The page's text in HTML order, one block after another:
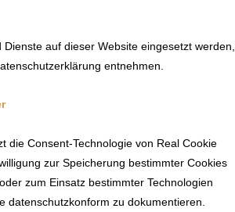
auf dieser Website eingesetzt werden,
entnehmen.
die Consent-Technologie von Real Cookie
zur Speicherung bestimmter Cookies
zum Einsatz bestimmter Technologien
datenschutzkonform zu dokumentieren.